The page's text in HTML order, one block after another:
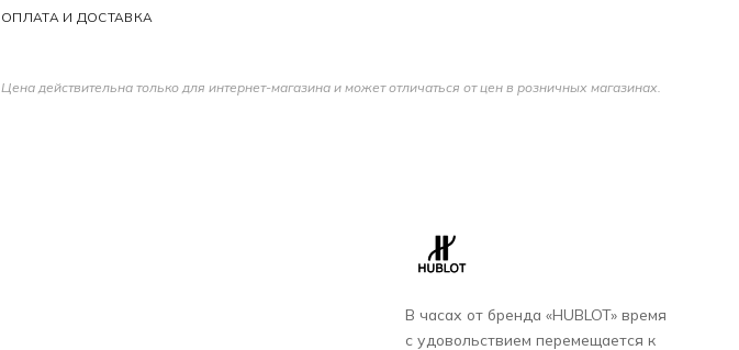
ОПЛАТА И ДОСТАВКА
Цена действительна только для интернет-магазина и может отличаться от цен в розничных магазинах.
В часах от бренда «HUBLOT» время
с удовольствием перемещается к